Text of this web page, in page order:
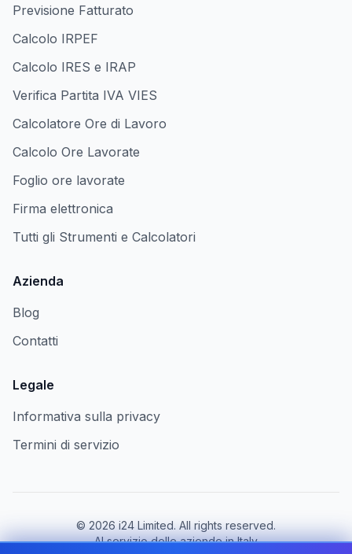
Previsione Fatturato
Calcolo IRPEF
Calcolo IRES e IRAP
Verifica Partita IVA VIES
Calcolatore Ore di Lavoro
Calcolo Ore Lavorate
Foglio ore lavorate
Firma elettronica
Tutti gli Strumenti e Calcolatori
Azienda
Blog
Contatti
Legale
Informativa sulla privacy
Termini di servizio
© 2026 i24 Limited. All rights reserved.
Al servizio delle aziende in Italy